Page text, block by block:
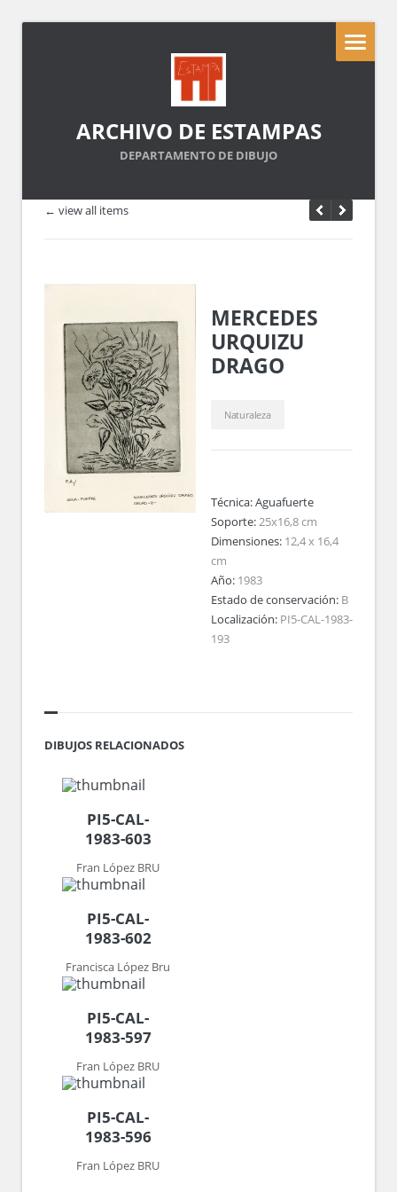
ARCHIVO DE ESTAMPAS
DEPARTAMENTO DE DIBUJO
← view all items
MERCEDES
URQUIZU
DRAGO
Naturaleza
Técnica:Aguafuerte
Soporte:25x16,8 cm
Dimensiones: 12,4 x 16,4
cm
Año: 1983
Estado de conservación: B
Localización: PI5-CAL-1983-
193
DIBUJOS RELACIONADOS
PI5-CAL-
1983-603
Fran López BRU
PI5-CAL-
1983-602
Francisca López Bru
PI5-CAL-
1983-597
Fran López BRU
PI5-CAL-
1983-596
Fran López BRU